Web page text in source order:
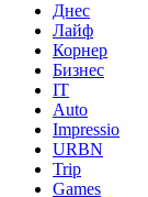
Днес
Лайф
Корнер
Бизнес
IT
Auto
Impressio
URBN
Trip
Games